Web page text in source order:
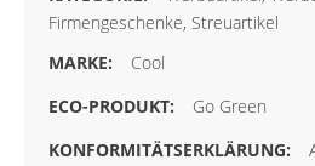
Firmengeschenke, Streuartikel
Cool
Go Green